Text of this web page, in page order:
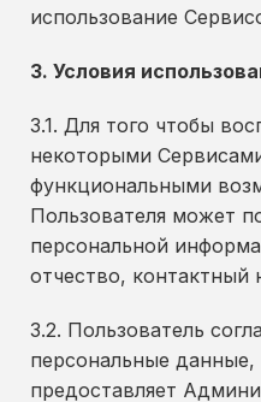
использование
3. Условия
3.1. Для того чтобы
некоторыми
функциональными
Пользователя может
персональной
отчество, контактный
3.2. Пользователь
персональные
предоставляет